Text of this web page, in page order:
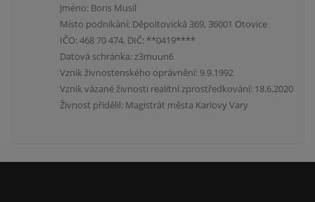
Jméno: Boris Musil
Místo podnikání: Děpoltovická 369, 36001 Otovice
IČO: 468 70 474, DIČ: **0419****
Datová schránka: z3muun6
Vznik živnostenského oprávnění: 9.9.1992
Vznik vázané živnosti realitní zprostředkování: 18.6.2020
Živnost přidělil: Magistrát města Karlovy Vary